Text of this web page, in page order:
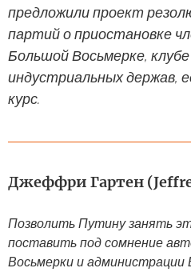
предложили проект
партий о приостановке
Большой Восьмерке,
индустриальных держав,
курс.
Джеффри Гартен
Позволить Путину занять
поставить под сомнение
Восьмерки и администрации